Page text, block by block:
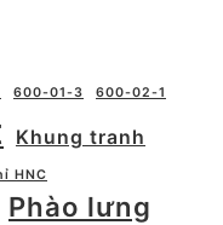
600-01-3 600-02-1
Khung tranh
HNC
Phào lưng